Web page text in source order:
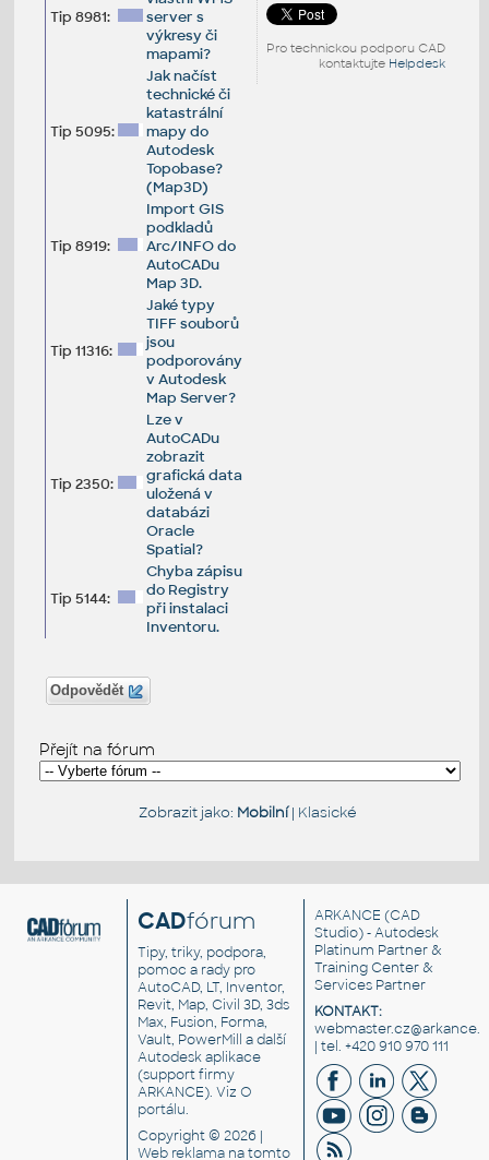
Pro technickou podporu CAD
kontaktujte Helpdesk
Tip 8981:
server s
výkresy či
mapami?
Tip 5095:
Jak načíst
technické či
katastrální
mapy do
Autodesk
Topobase?
(Map3D)
Tip 8919:
Import GIS
podkladů
Arc/INFO do
AutoCADu
Map 3D.
Tip 11316:
Jaké typy
TIFF souborů
jsou
podporovány
v Autodesk
Map Server?
Tip 2350:
Lze v
AutoCADu
zobrazit
grafická data
uložená v
databázi
Oracle
Spatial?
Tip 5144:
Chyba zápisu
do Registry
při instalaci
Inventoru.
Odpovědět
Přejít na fórum
Zobrazit jako: Mobilní| Klasické
CADfórum
Tipy, triky, podpora,
pomoc a rady pro
AutoCAD, LT, Inventor,
Revit, Map, Civil 3D, 3ds
Max, Fusion, Forma,
Vault, PowerMill a další
Autodesk aplikace
(support firmy
ARKANCE). VizO
portálu.
Copyright © 2026 |
Web reklama na tomto
ARKANCE (CAD
Studio) - Autodesk
Platinum Partner &
Training Center &
Services Partner
KONTAKT:
| tel. +420 910 970 111